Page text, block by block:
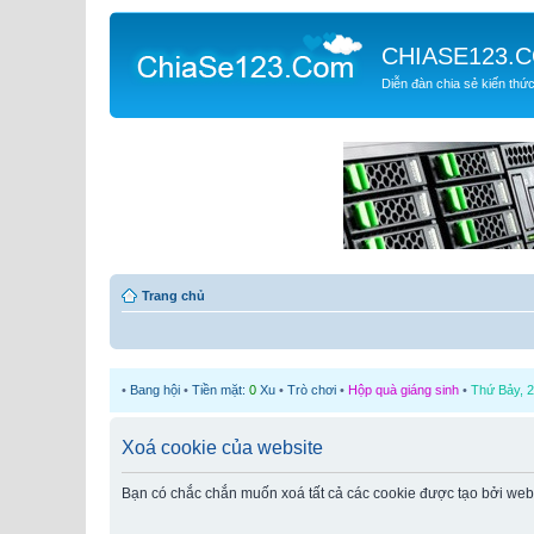
Diễn đàn chia sẻ kiến thức
Trang chủ
• Bang hội • Tiền mặt: 0 Xu • Trò chơi • Hộp quà giáng sinh • Thứ Bảy,
Xoá cookie của website
Bạn có chắc chắn muốn xoá tất cả các cookie được tạo bởi